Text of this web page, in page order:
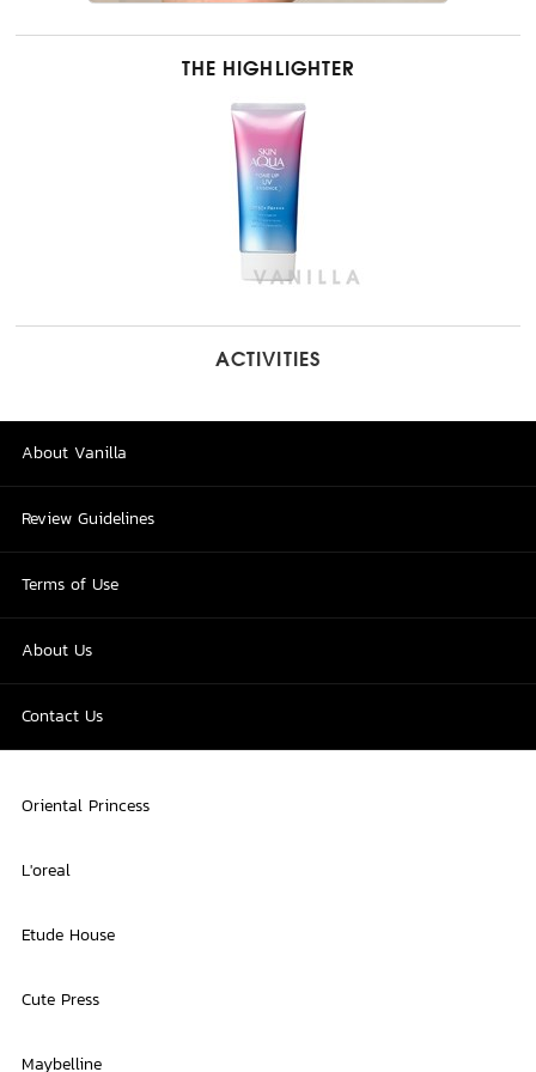
THE HIGHLIGHTER
ACTIVITIES
About Vanilla
Review Guidelines
Terms of Use
About Us
Contact Us
Oriental Princess
L'oreal
Etude House
Cute Press
Maybelline